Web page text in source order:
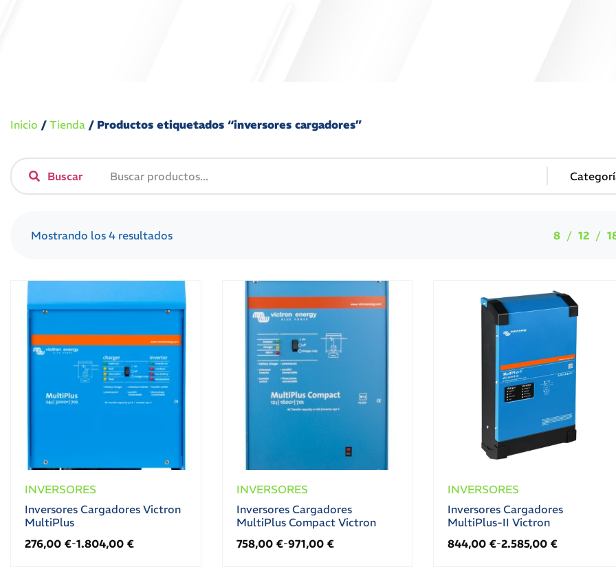
Inicio / Tienda / Productos etiquetados “inversores cargadores”
Buscar
Mostrando los 4 resultados 8 12
INVERSORES
Inversores Cargadores Victron
MultiPlus
276,00 €-1.804,00 €
INVERSORES
Inversores Cargadores
MultiPlus Compact Victron
758,00 €-971,00 €
INVERSORES
Inversores Cargadores
MultiPlus-II Victron
844,00 €-2.585,00 €